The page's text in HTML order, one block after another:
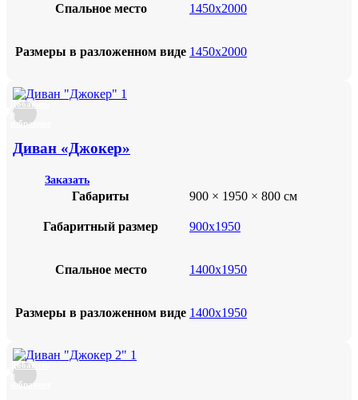
Спальное место 1450х2000
Размеры в разложенном виде 1450х2000
Добавить
в
избранное
Диван «Джокер»
Заказать
Габариты 900 × 1950 × 800 см
Габаритный размер 900х1950
Спальное место 1400х1950
Размеры в разложенном виде 1400х1950
Добавить
в
избранное